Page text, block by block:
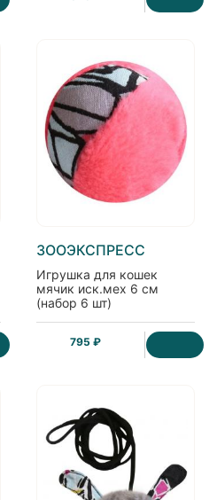
ЗООЭКСПРЕСС
Игрушка для кошек
мячик иск.мех 6 см
(набор 6 шт)
795 ₽